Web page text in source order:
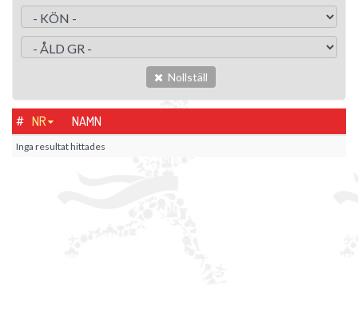
Nollställ
# NR NAMN
Inga resultat hittades